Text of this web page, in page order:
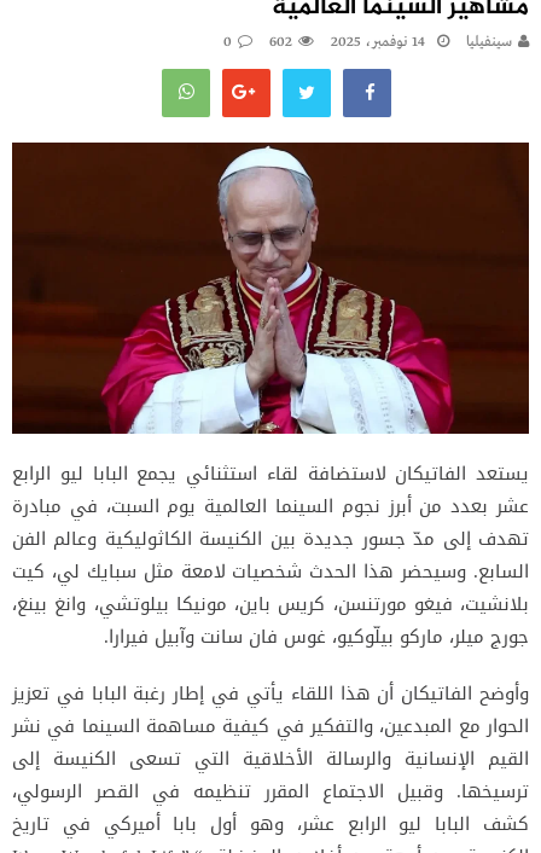
سينفيليا 14 نوفمبر، 2025 602
0
يستعد الفاتيكان لاستضافة لقاء استثنائي يجمع البابا ليو الرابع
عشر بعدد من أبرز نجوم السينما العالمية يوم السبت، في مبادرة
تهدف إلى مدّ جسور جديدة بين الكنيسة الكاثوليكية وعالم الفن
السابع. وسيحضر هذا الحدث شخصيات لامعة مثل سبايك لي، كيت
بلانشيت، فيغو مورتنسن، كريس باين، مونيكا بيلوتشي، وانغ بينغ،
جورج ميلر، ماركو بيلّوكيو، غوس فان سانت وآبيل فيرارا.
وأوضح الفاتيكان أن هذا اللقاء يأتي في إطار رغبة البابا في تعزيز
الحوار مع المبدعين، والتفكير في كيفية مساهمة السينما في نشر
القيم الإنسانية والرسالة الأخلاقية التي تسعى الكنيسة إلى
ترسيخها. وقبيل الاجتماع المقرر تنظيمه في القصر الرسولي،
كشف البابا ليو الرابع عشر، وهو أول بابا أميركي في تاريخ